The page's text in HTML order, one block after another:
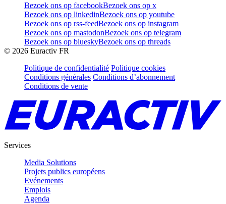
Bezoek ons op facebookBezoek ons op x
Bezoek ons op linkedinBezoek ons op youtube
Bezoek ons op rss-feedBezoek ons op instagram
Bezoek ons op mastodonBezoek ons op telegram
Bezoek ons op blueskyBezoek ons op threads
© 2026 Euractiv FR
Politique de confidentialité Politique cookies
Conditions générales Conditions d’abonnement
Conditions de vente
Services
Media Solutions
Projets publics européens
Evénements
Emplois
Agenda